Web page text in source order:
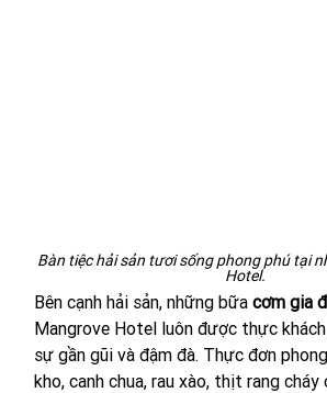
Bàn tiệc hải sản tươi sống phong phú tại
Hotel.
Bên cạnh hải sản, những bữa cơm gia
Mangrove Hotel luôn được thực
sự gần gũi và đậm đà. Thực đơn
kho, canh chua, rau xào, thịt rang cháy